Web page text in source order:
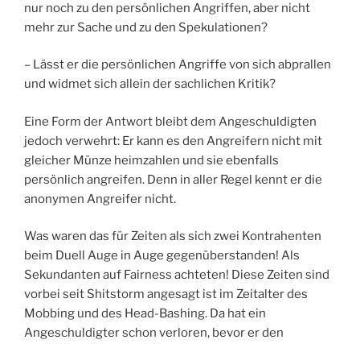
nur noch zu den persönlichen Angriffen, aber nicht
mehr zur Sache und zu den Spekulationen?
– Lässt er die persönlichen Angriffe von sich abprallen
und widmet sich allein der sachlichen Kritik?
Eine Form der Antwort bleibt dem Angeschuldigten
jedoch verwehrt: Er kann es den Angreifern nicht mit
gleicher Münze heimzahlen und sie ebenfalls
persönlich angreifen. Denn in aller Regel kennt er die
anonymen Angreifer nicht.
Was waren das für Zeiten als sich zwei Kontrahenten
beim Duell Auge in Auge gegenüberstanden! Als
Sekundanten auf Fairness achteten! Diese Zeiten sind
vorbei seit Shitstorm angesagt ist im Zeitalter des
Mobbing und des Head-Bashing. Da hat ein
Angeschuldigter schon verloren, bevor er den